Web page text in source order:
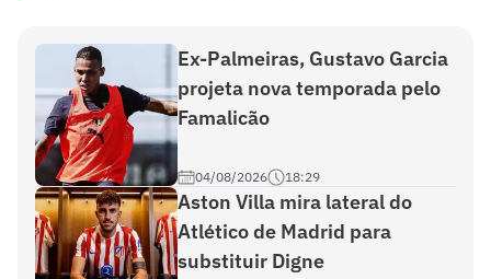
Ex-Palmeiras, Gustavo Garcia
projeta nova temporada pelo
Famalicão
04/08/2026 18:29
Aston Villa mira lateral do
Atlético de Madrid para
substituir Digne